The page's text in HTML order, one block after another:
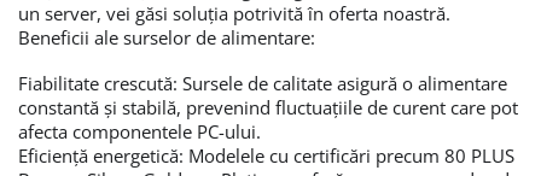
un server, vei găsi soluția potrivită în oferta noastră.
Beneficii ale surselor de alimentare:
Fiabilitate crescută: Sursele de calitate asigură o alimentare
constantă și stabilă, prevenind fluctuațiile de curent care pot
afecta componentele PC-ului.
Eficiență energetică: Modelele cu certificări precum 80 PLUS